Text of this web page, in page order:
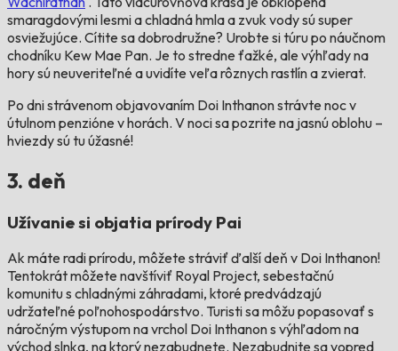
smaragdovými lesmi a chladná hmla a zvuk vody sú super
osviežujúce. Cítite sa dobrodružne? Urobte si túru po náučnom
chodníku Kew Mae Pan. Je to stredne ťažké, ale výhľady na
hory sú neuveriteľné a uvidíte veľa rôznych rastlín a zvierat.
Po dni strávenom objavovaním Doi Inthanon strávte noc v
útulnom penzióne v horách. V noci sa pozrite na jasnú oblohu –
hviezdy sú tu úžasné!
3. deň
Užívanie si objatia prírody Pai
Ak máte radi prírodu, môžete stráviť ďalší deň v Doi Inthanon!
Tentokrát môžete navštíviť Royal Project, sebestačnú
komunitu s chladnými záhradami, ktoré predvádzajú
udržateľné poľnohospodárstvo. Turisti sa môžu popasovať s
náročným výstupom na vrchol Doi Inthanon s výhľadom na
východ slnka, na ktorý nezabudnete. Nezabudnite sa vopred